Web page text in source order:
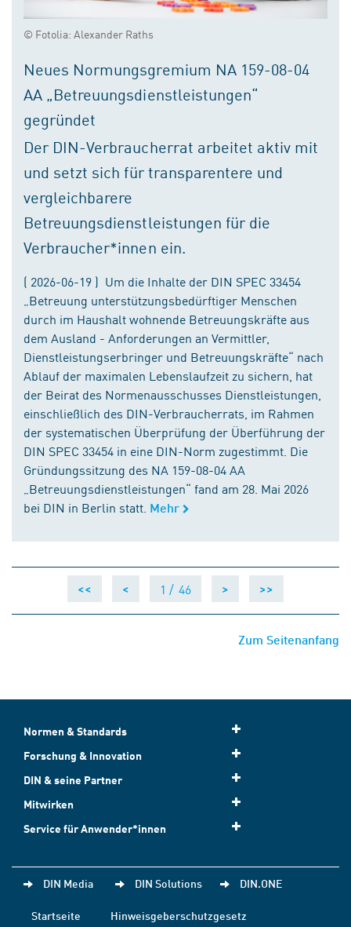
© Fotolia: Alexander Raths
Neues Normungsgremium NA 159-08-04
AA „Betreuungsdienstleistungen“
gegründet
Der DIN-Verbraucherrat arbeitet aktiv mit
und setzt sich für transparentere und
vergleichbarere
Betreuungsdienstleistungen für die
Verbraucher*innen ein.
( 2026-06-19 ) Um die Inhalte der DIN SPEC 33454
„Betreuung unterstützungsbedürftiger Menschen
durch im Haushalt wohnende Betreuungskräfte aus
dem Ausland - Anforderungen an Vermittler,
Dienstleistungserbringer und Betreuungskräfte“ nach
Ablauf der maximalen Lebenslaufzeit zu sichern, hat
der Beirat des Normenausschusses Dienstleistungen,
einschließlich des DIN-Verbraucherrats, im Rahmen
der systematischen Überprüfung der Überführung der
DIN SPEC 33454 in eine DIN-Norm zugestimmt. Die
Gründungssitzung des NA 159-08-04 AA
„Betreuungsdienstleistungen“ fand am 28. Mai 2026
bei DIN in Berlin statt. Mehr
<< < 1 / 46 > >>
Zum Seitenanfang
Normen & Standards
Forschung & Innovation
DIN & seine Partner
Mitwirken
Service für Anwender*innen
DIN Media DIN Solutions DIN.ONE
Startseite
Hinweisgeberschutzgesetz